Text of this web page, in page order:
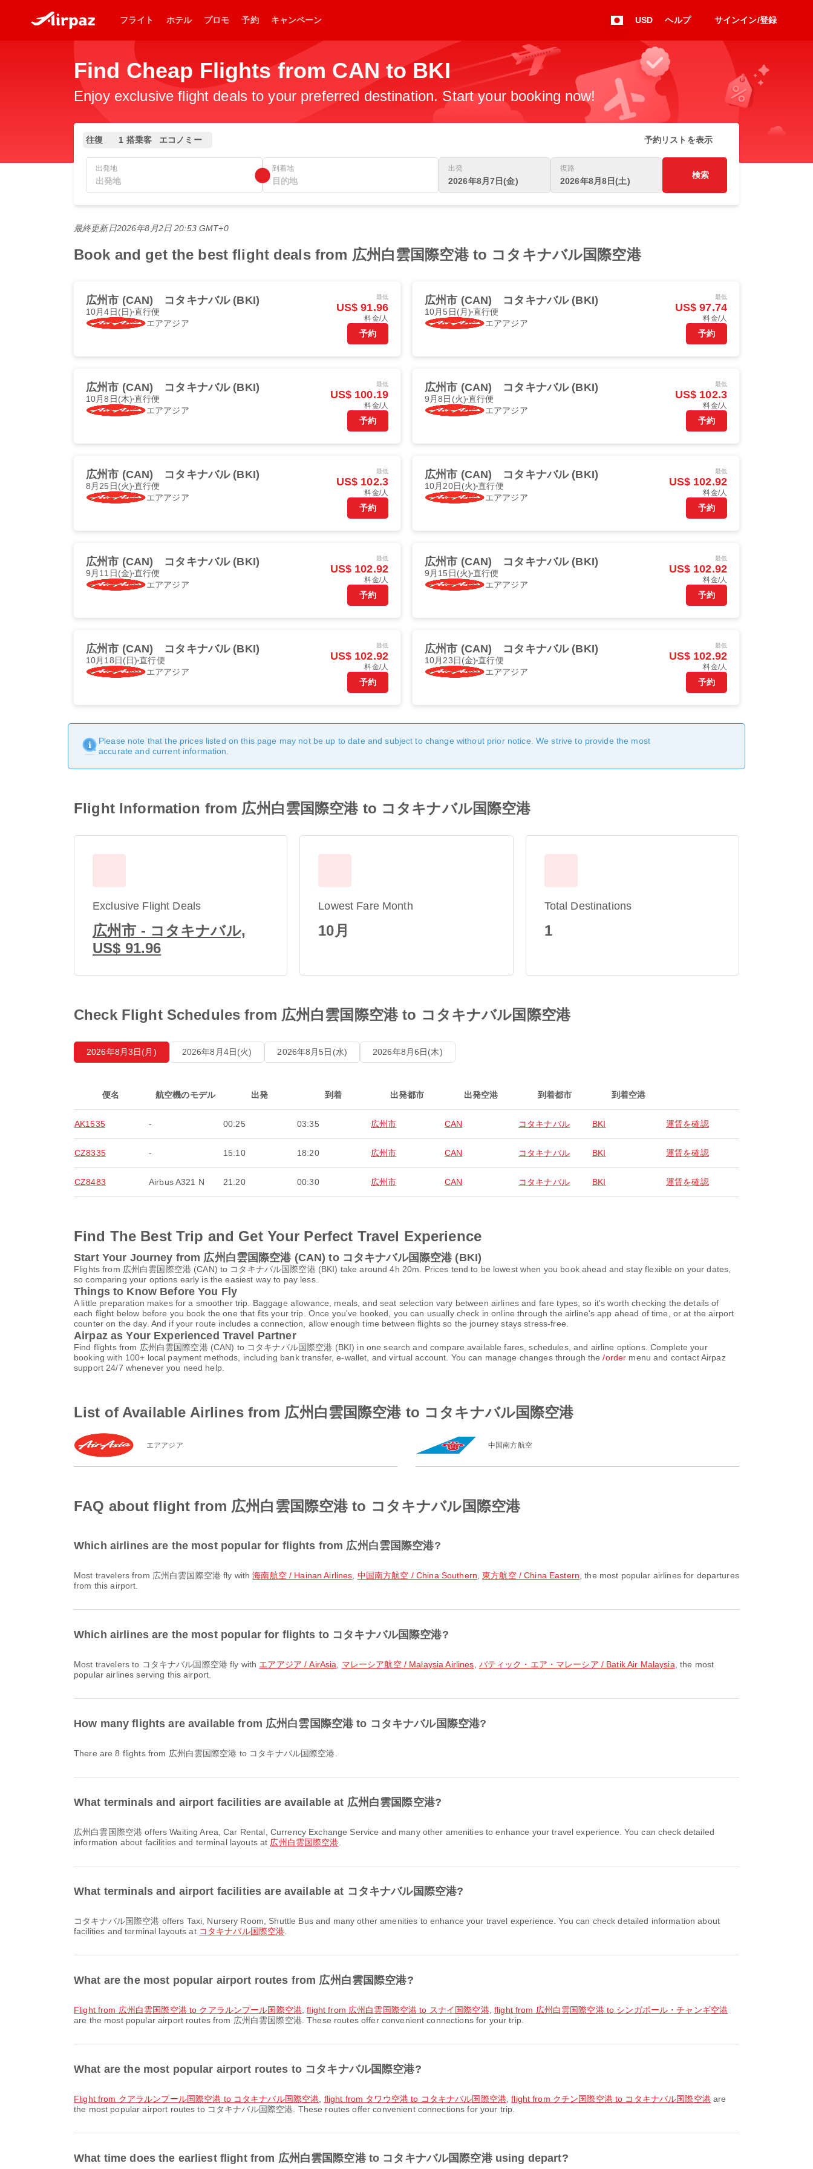
フライト ホテル プロモ 予約 キャンペーン USD ヘルプ サインイン/登録
Find Cheap Flights from CAN to BKI
Enjoy exclusive flight deals to your preferred destination. Start your booking now!
往復 1 搭乗客 エコノミー 予約リストを表示
出発地 到着地 出発
2026年8月7日(金)
復路
2026年8月8日(土)
検索
最終更新日2026年8月2日 20:53 GMT+0
Book and get the best flight deals from 広州白雲国際空港 to コタキナバル国際空港
広州市 (CAN) コタキナバル (BKI)
10月4日(日)直行便
エアアジア
最低
US$ 91.96
料金/人
予約
広州市 (CAN) コタキナバル (BKI)
10月5日(月)直行便
エアアジア
最低
US$ 97.74
料金/人
予約
広州市 (CAN) コタキナバル (BKI)
10月8日(木)直行便
エアアジア
最低
US$ 100.19
料金/人
予約
広州市 (CAN) コタキナバル (BKI)
9月8日(火) 直行便
エアアジア
最低
US$ 102.3
料金/人
予約
広州市 (CAN) コタキナバル (BKI)
8月25日(火)直行便
エアアジア
最低
US$ 102.3
料金/人
予約
広州市 (CAN) コタキナバル (BKI)
10月20日(火)直行便
エアアジア
最低
US$ 102.92
料金/人
予約
広州市 (CAN) コタキナバル (BKI)
9月11日(金)直行便
エアアジア
最低
US$ 102.92
料金/人
予約
広州市 (CAN) コタキナバル (BKI)
9月15日(火)直行便
エアアジア
最低
US$ 102.92
料金/人
予約
広州市 (CAN) コタキナバル (BKI)
10月18日(日)直行便
エアアジア
最低
US$ 102.92
料金/人
予約
広州市 (CAN) コタキナバル (BKI)
10月23日(金)直行便
エアアジア
最低
US$ 102.92
料金/人
予約
Please note that the prices listed on this page may not be up to date and subject to change without prior notice. We strive to provide the most
accurate and current information.
Flight Information from 広州白雲国際空港 to コタキナバル国際空港
Exclusive Flight Deals
広州市 - コタキナバル,
US$ 91.96
Lowest Fare Month
10月
Total Destinations
1
Check Flight Schedules from 広州白雲国際空港 to コタキナバル国際空港
2026年8月3日(月) 2026年8月4日(火) 2026年8月5日(水) 2026年8月6日(木)
便名 航空機のモデル 出発 到着 出発都市 出発空港 到着都市 到着空港
AK1535 - 00:25 03:35 広州市 CAN コタキナバル BKI 運賃を確認
CZ8335 - 15:10 18:20 広州市 CAN コタキナバル BKI 運賃を確認
CZ8483 Airbus A321 N 21:20 00:30 広州市 CAN コタキナバル BKI 運賃を確認
Find The Best Trip and Get Your Perfect Travel Experience
Start Your Journey from 広州白雲国際空港 (CAN) to コタキナバル国際空港 (BKI)
Flights from 広州白雲国際空港 (CAN) to コタキナバル国際空港 (BKI) take around 4h 20m. Prices tend to be lowest when you book ahead and stay flexible on your dates,
so comparing your options early is the easiest way to pay less.
Things to Know Before You Fly
A little preparation makes for a smoother trip. Baggage allowance, meals, and seat selection vary between airlines and fare types, so it's worth checking the details of
each flight below before you book the one that fits your trip. Once you've booked, you can usually check in online through the airline's app ahead of time, or at the airport
counter on the day. And if your route includes a connection, allow enough time between flights so the journey stays stress-free.
Airpaz as Your Experienced Travel Partner
Find flights from 広州白雲国際空港 (CAN) to コタキナバル国際空港 (BKI) in one search and compare available fares, schedules, and airline options. Complete your
booking with 100+ local payment methods, including bank transfer, e-wallet, and virtual account. You can manage changes through the/order menu and contact Airpaz
support 24/7 whenever you need help.
List of Available Airlines from 広州白雲国際空港 to コタキナバル国際空港
エアアジア 中国南方航空
FAQ about flight from 広州白雲国際空港 to コタキナバル国際空港
Which airlines are the most popular for flights from 広州白雲国際空港?
Most travelers from 広州白雲国際空港 fly with海南航空 / Hainan Airlines 中国南方航空 / China Southern ,東方航空 / China Eastern , the most popular airlines for departures
from this airport.
Which airlines are the most popular for flights to コタキナバル国際空港?
Most travelers to コタキナバル国際空港 fly with エアアジア / AirAsia マレーシア航空 / Malaysia Airlines バティック・エア・マレーシア / Batik Air Malaysia , the most
popular airlines serving this airport.
How many flights are available from 広州白雲国際空港 to コタキナバル国際空港?
There are 8 flights from 広州白雲国際空港 to コタキナバル国際空港.
What terminals and airport facilities are available at 広州白雲国際空港?
広州白雲国際空港 offers Waiting Area, Car Rental, Currency Exchange Service and many other amenities to enhance your travel experience. You can check detailed
information about facilities and terminal layouts at 広州白雲国際空港
What terminals and airport facilities are available at コタキナバル国際空港?
コタキナバル国際空港 offers Taxi, Nursery Room, Shuttle Bus and many other amenities to enhance your travel experience. You can check detailed information about
facilities and terminal layouts at コタキナバル国際空港
What are the most popular airport routes from 広州白雲国際空港?
flight from 広州白雲国際空港 to クアラルンプール国際空港 ,flight from 広州白雲国際空港 to スナイ国際空港, flight from 広州白雲国際空港 to シンガポール・チャンギ空港
are the most popular airport routes from 広州白雲国際空港. These routes offer convenient connections for your trip.
What are the most popular airport routes to コタキナバル国際空港?
flight from クアラルンプール国際空港 to コタキナバル国際空港 flight from タワウ空港 to コタキナバル国際空港,flight from クチン国際空港 to コタキナバル国際空港are
the most popular airport routes to コタキナバル国際空港. These routes offer convenient connections for your trip.
What time does the earliest flight from 広州白雲国際空港 to コタキナバル国際空港 using depart?